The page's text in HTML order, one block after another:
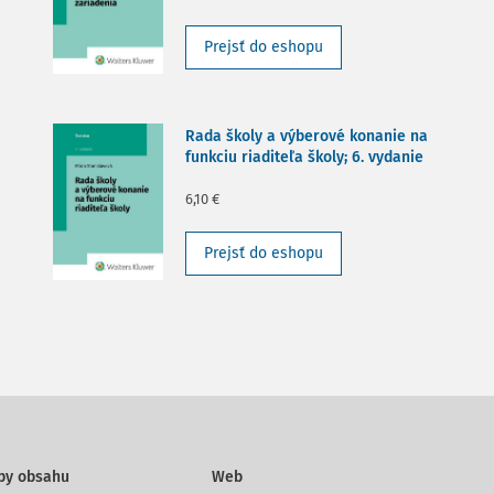
Prejsť do eshopu
Rada školy a výberové konanie na
funkciu riaditeľa školy; 6. vydanie
6,10 €
Prejsť do eshopu
obsahu
Web